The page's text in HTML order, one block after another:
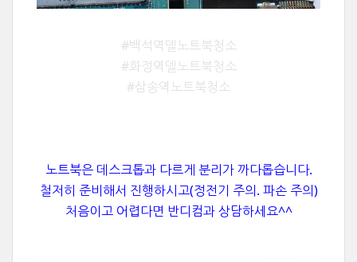
#백석역델노트북청소
#화정역델노트북청소
#삼송역노트북청소
노트북은 데스크톱과 다르게 분리가 까다롭습니다.
철저히 준비해서 진행하시고(정전기 주의. 파손 주의)
처음이고 어렵다면 반디컴과 상담하세요^^